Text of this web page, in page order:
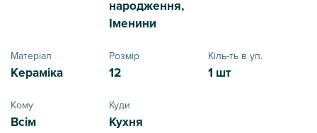
народження,
Іменини
Матеріал
Кераміка
Розмір
12
Кіль-ть в уп.
1 шт
Кому
Всім
Куди
Кухня